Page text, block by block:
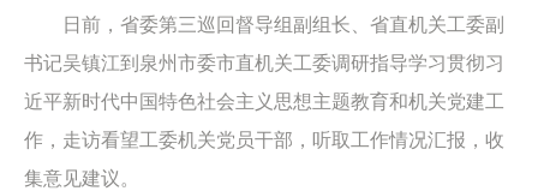
日前，省委第三巡回督导组副组长、省直机关工委副
书记吴镇江到泉州市委市直机关工委调研指导学习贯彻习
近平新时代中国特色社会主义思想主题教育和机关党建工
作，走访看望工委机关党员干部，听取工作情况汇报，收
集意见建议。